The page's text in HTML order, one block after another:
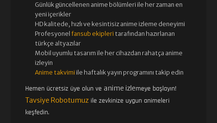
Günlük güncellenen anime bölümleri ile her zaman en
yeni içerikler
HD kalitede, hızlı ve kesintisiz anime izleme deneyimi
Profesyonelfansub ekipleri tarafından hazırlanan
türkçe altyazılar
Mobil uyumlu tasarım ile her cihazdan rahatça anime
izleyin
Anime takvimi ile haftalık yayın programını takip edin
Hemen ücretsiz üye olun ve anime izlemeye başlayın!
Tavsiye Robotumuz ile zevkinize uygun animeleri
keşfedin.